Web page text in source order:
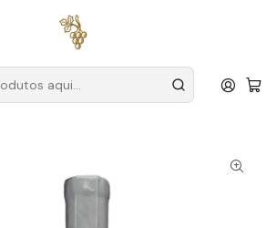
para encomendas a partir de
Douro
Quinta Seara D'Ordens
Altitude Magnum 2019 Douro